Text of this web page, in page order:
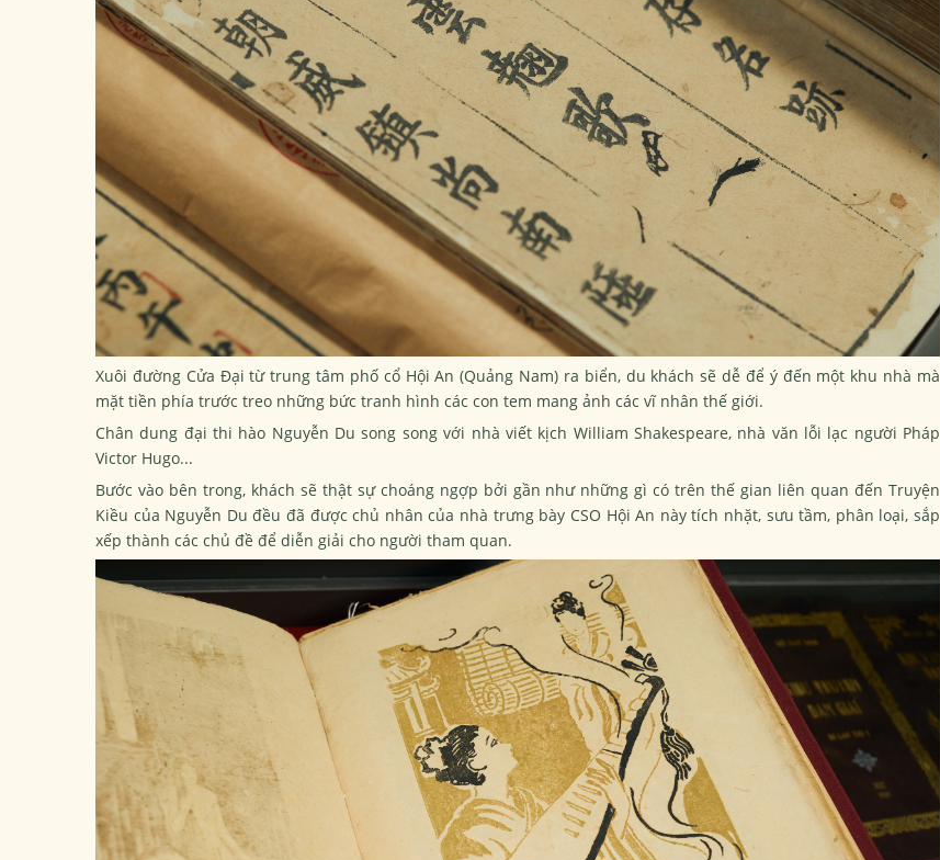
Xuôi đường Cửa Đại từ trung tâm phố cổ Hội An (Quảng Nam) ra biển, du khách sẽ dễ để ý đến một khu nhà mà
mặt tiền phía trước treo những bức tranh hình các con tem mang ảnh các vĩ nhân thế giới.
Chân dung đại thi hào Nguyễn Du song song với nhà viết kịch William Shakespeare, nhà văn lỗi lạc người Pháp
Victor Hugo...
Bước vào bên trong, khách sẽ thật sự choáng ngợp bởi gần như những gì có trên thế gian liên quan đến Truyện
Kiều của Nguyễn Du đều đã được chủ nhân của nhà trưng bày CSO Hội An này tích nhặt, sưu tầm, phân loại, sắp
xếp thành các chủ đề để diễn giải cho người tham quan.